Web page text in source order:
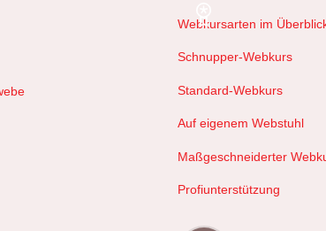
Webkursarten im
Schnupper-Webkurs
Standard-Webkurs
Auf eigenem Webstuhl
Maßgeschneiderter
Profiunterstützung